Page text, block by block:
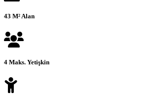
43 M² Alan
4 Maks. Yetişkin